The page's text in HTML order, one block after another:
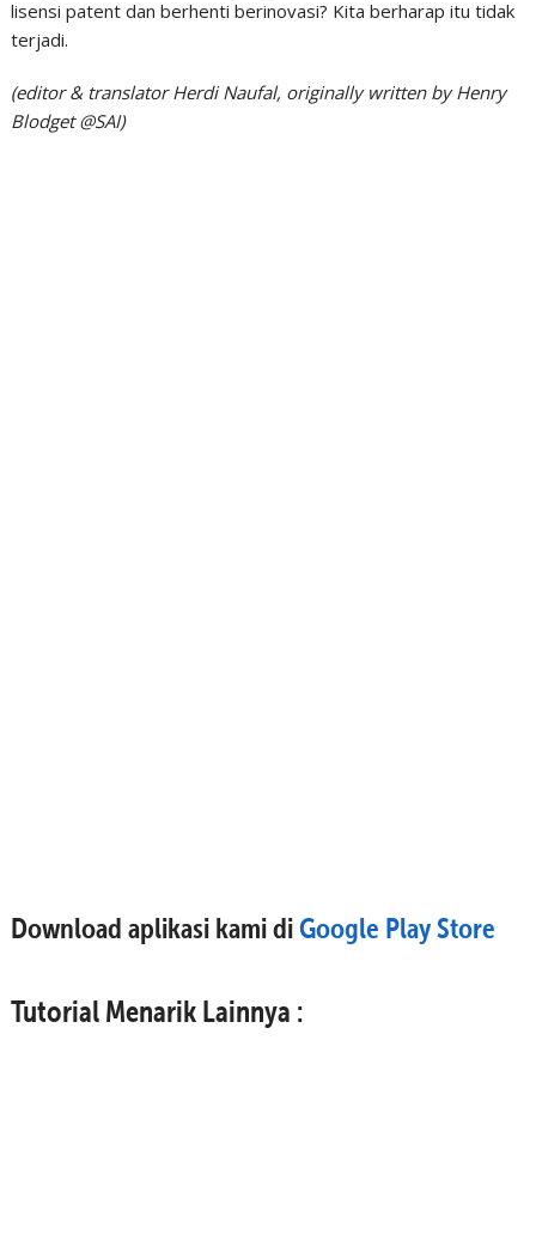
lisensi patent dan berhenti berinovasi? Kita berharap itu tidak
terjadi.
(editor & translator Herdi Naufal, originally written by Henry
Blodget @SAI)
Download aplikasi kami diGoogle Play Store
Tutorial Menarik Lainnya :